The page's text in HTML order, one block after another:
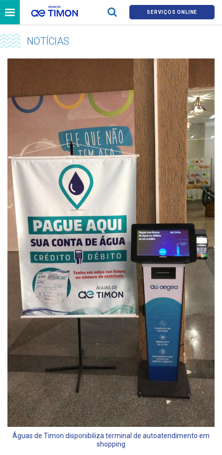
SERVIÇOS ONLINE
NOTÍCIAS
Águas de Timon disponibiliza terminal de autoatendimento em
shopping